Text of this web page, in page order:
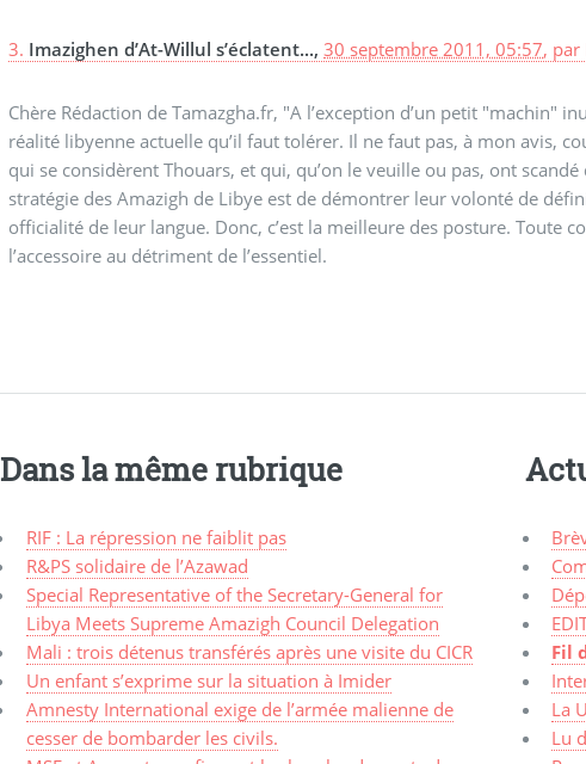
3. Imazighen d’At-Willul s’éclatent...,30 septembre 2011, 05:57, par
Chère Rédaction de Tamazgha.fr, "A l’exception d’un petit "machin"
réalité libyenne actuelle qu’il faut tolérer. Il ne faut pas, à mon avis,
qui se considèrent Thouars, et qui, qu’on le veuille ou pas, ont
stratégie des Amazigh de Libye est de démontrer leur volonté de
officialité de leur langue. Donc, c’est la meilleure des posture. Toute
l’accessoire au détriment de l’essentiel.
Dans la même rubrique
RIF : La répression ne faiblit pas
R&PS solidaire de l’Azawad
Special Representative of the Secretary-General for
Libya Meets Supreme Amazigh Council Delegation
Mali : trois détenus transférés après une visite du CICR
Un enfant s’exprime sur la situation à Imider
Amnesty International exige de l’armée malienne de
cesser de bombarder les civils.
Fil
La
Lu